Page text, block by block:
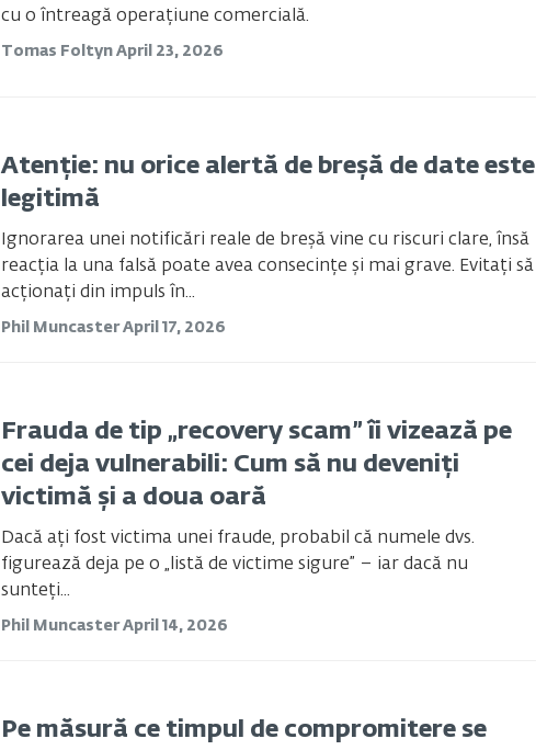
cu o întreagă operațiune comercială.
Tomas Foltyn April 23, 2026
Atenție: nu orice alertă de breșă de date este
legitimă
Ignorarea unei notificări reale de breșă vine cu riscuri clare, însă
reacția la una falsă poate avea consecințe și mai grave. Evitați să
acționați din impuls în...
Phil MuncasterApril 17, 2026
Frauda de tip „recovery scam” îi vizează pe
cei deja vulnerabili: Cum să nu deveniți
victimă și a doua oară
Dacă ați fost victima unei fraude, probabil că numele dvs.
figurează deja pe o „listă de victime sigure” – iar dacă nu
sunteți...
Phil MuncasterApril 14, 2026
Pe măsură ce timpul de compromitere se